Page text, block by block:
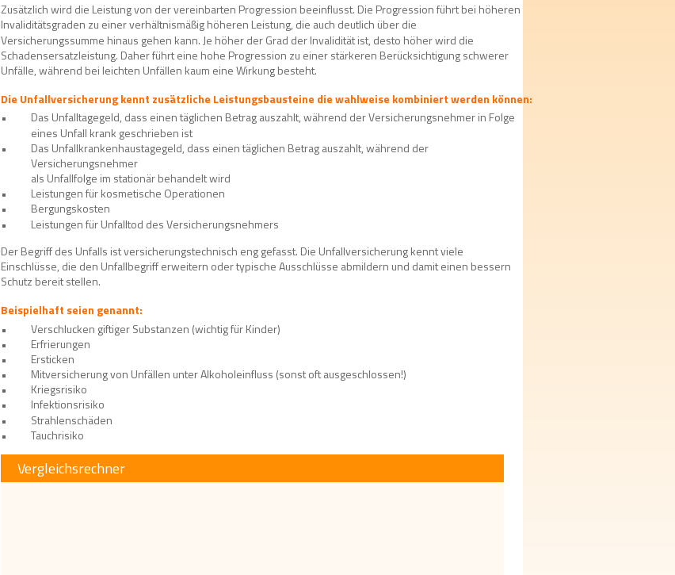
Zusätzlich wird die Leistung von der vereinbarten Progression beeinflusst. Die Progression führt bei höheren
Invaliditätsgraden zu einer verhältnismäßig höheren Leistung, die auch deutlich über die
Versicherungssumme hinaus gehen kann. Je höher der Grad der Invalidität ist, desto höher wird die
Schadensersatzleistung. Daher führt eine hohe Progression zu einer stärkeren Berücksichtigung schwerer
Unfälle, während bei leichten Unfällen kaum eine Wirkung besteht.
Die Unfallversicherung kennt zusätzliche Leistungsbausteine die wahlweise kombiniert werden können:
•
Das Unfalltagegeld, dass einen täglichen Betrag auszahlt, während der Versicherungsnehmer in Folge
eines Unfall krank geschrieben ist
•
Das Unfallkrankenhaustagegeld, dass einen täglichen Betrag auszahlt, während der
Versicherungsnehmer
als Unfallfolge im stationär behandelt wird
•
Leistungen für kosmetische Operationen
•
Bergungskosten
•
Leistungen für Unfalltod des Versicherungsnehmers
Der Begriff des Unfalls ist versicherungstechnisch eng gefasst. Die Unfallversicherung kennt viele
Einschlüsse, die den Unfallbegriff erweitern oder typische Ausschlüsse abmildern und damit einen bessern
Schutz bereit stellen.
Beispielhaft seien genannt:
•
Verschlucken giftiger Substanzen (wichtig für Kinder)
•
Erfrierungen
•
Ersticken
•
Mitversicherung von Unfällen unter Alkoholeinfluss (sonst oft ausgeschlossen!)
•
Kriegsrisiko
•
Infektionsrisiko
•
Strahlenschäden
•
Tauchrisiko
Vergleichsrechner